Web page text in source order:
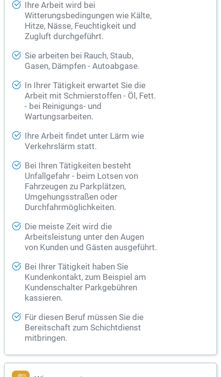
Ihre Arbeit wird bei
Witterungsbedingungen wie Kälte,
Hitze, Nässe, Feuchtigkeit und
Zugluft durchgeführt.
Sie arbeiten bei Rauch, Staub,
Gasen, Dämpfen - Autoabgase.
In Ihrer Tätigkeit erwartet Sie die
Arbeit mit Schmierstoffen - Öl, Fett.
- bei Reinigungs- und
Wartungsarbeiten.
Ihre Arbeit findet unter Lärm wie
Verkehrslärm statt.
Bei Ihren Tätigkeiten besteht
Unfallgefahr - beim Lotsen von
Fahrzeugen zu Parkplätzen,
Umgehungsstraßen oder
Durchfahrmöglichkeiten.
Die meiste Zeit wird die
Arbeitsleistung unter den Augen
von Kunden und Gästen ausgeführt.
Bei Ihrer Tätigkeit haben Sie
Kundenkontakt, zum Beispiel am
Kundenschalter Parkgebühren
kassieren.
Für diesen Beruf müssen Sie die
Bereitschaft zum Schichtdienst
mitbringen.